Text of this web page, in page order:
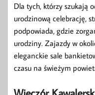
Dla tych, którzy szukają
urodzinową celebrację,
podpowiada, gdzie
urodziny. Zajazdy w
eleganckie sale
czasu na świeżym